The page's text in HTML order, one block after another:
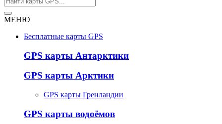
МЕНЮ
Бесплатные карты GPS
GPS карты Антарктики
GPS карты Арктики
GPS карты Гренландии
GPS карты водоёмов